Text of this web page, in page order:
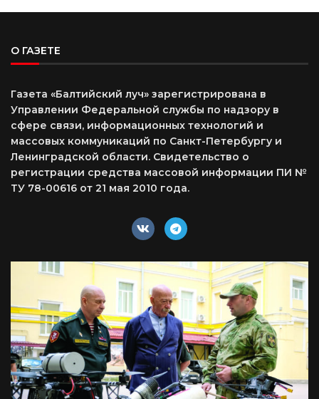
О ГАЗЕТЕ
Газета «Балтийский луч» зарегистрирована в
Управлении Федеральной службы по надзору в
сфере связи, информационных технологий и
массовых коммуникаций по Санкт-Петербургу и
Ленинградской области. Свидетельство о
регистрации средства массовой информации ПИ №
ТУ 78-00616 от 21 мая 2010 года.